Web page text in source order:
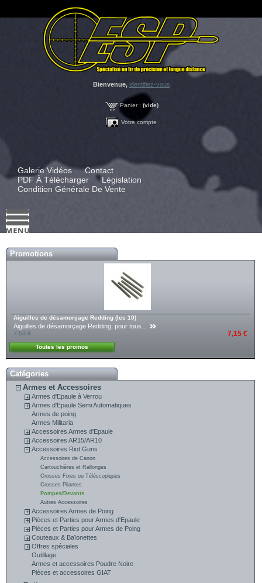
Bienvenue, identifiez-vous
Panier : (vide)
Votre compte
Galerie Vidéos
Contact
PDF À Télécharger
Législation
Condition Générale De Vente
Promotions
Aiguilles de désamorçage Redding (les 10)
Aiguilles de désamorçage Redding, pour tous...
7,53 €
7,15 €
Toutes les promos
Catégories
Armes et Accessoires
Armes d'Epaule à Verrou
Armes d'Epaule Semi Automatiques
Armes de poing
Armes Militaria
Accessoires Armes d'Epaule
Accessoires AR15/AR10
Accessoires Riot Guns
Accessoires de Canon
Cartouchières et Rallonges
Crosses Fixes ou Téléscopiques
Crosses Pliantes
Pompes/Devants
Autres Accessoires
Accessoires Armes de Poing
Pièces et Parties pour Armes d'Epaule
Pièces et Parties pour Armes de Poing
Couteaux & Baïonettes
Offres spéciales
Outillage
Armes et accessoires Poudre Noire
Pièces et accessoires GIAT